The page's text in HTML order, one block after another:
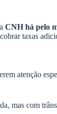
CNH há pelo
taxas
atenção
mas com